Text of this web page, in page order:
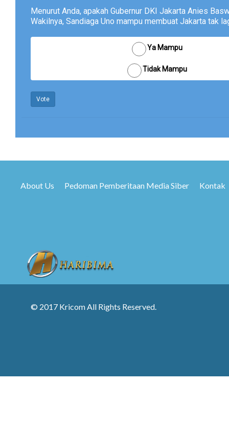
Menurut Anda, apakah Gubernur DKI Jakarta Anies
Wakilnya, Sandiaga Uno mampu membuat Jakarta tak
Ya Mampu
Tidak Mampu
Vote
About Us Pedoman Pemberitaan Media Siber Kontak
© 2017 Kricom All Rights Reserved.